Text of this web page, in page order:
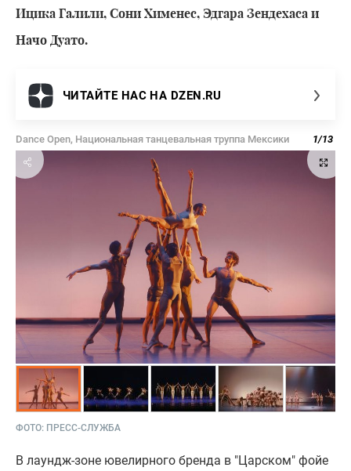
Ицика Галили, Сони Хименес, Эдгара Зендехаса и
Начо Дуато.
ЧИТАЙТЕ НАС НА DZEN.RU
Dance Open, Национальная танцевальная труппа Мексики 1/13
ФОТО: ПРЕСС-СЛУЖБА
В лаундж-зоне ювелирного бренда в "Царском" фойе